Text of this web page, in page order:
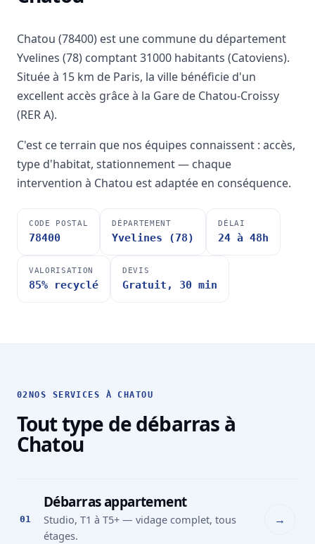
Chatou (78400) est une commune du département
Yvelines (78) comptant 31000 habitants (Catoviens).
Située à 15 km de Paris, la ville bénéficie d'un
excellent accès grâce à la Gare de Chatou-Croissy
(RER A).
C'est ce terrain que nos équipes connaissent : accès,
type d'habitat, stationnement — chaque
intervention à Chatou est adaptée en conséquence.
CODE POSTAL
78400
DÉPARTEMENT
Yvelines (78)
DÉLAI
24 à 48h
VALORISATION
85% recyclé
DEVIS
Gratuit, 30 min
02 NOS SERVICES À CHATOU
Tout type de débarras à
Chatou
01
Débarras appartement
Studio, T1 à T5+ — vidage complet, tous
étages.
→